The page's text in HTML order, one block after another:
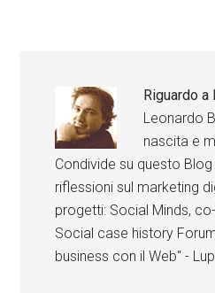
Riguardo a
Leonardo
nascita e
Condivide su questo
riflessioni sul marketing
progetti: Social Minds,
Social case history
business con il Web" -